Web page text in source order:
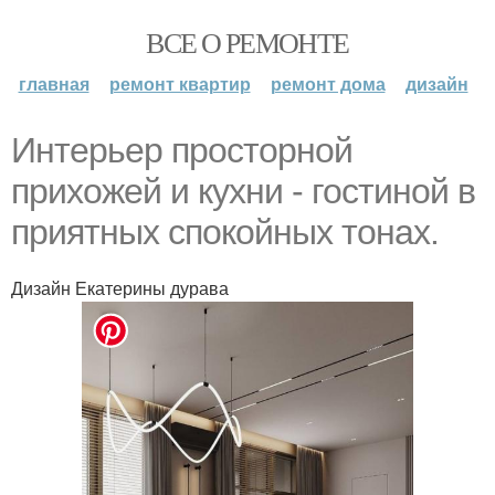
ВСЕ О РЕМОНТЕ
главная ремонт квартир ремонт дома дизайн
Интерьер просторной
прихожей и кухни - гостиной в
приятных спокойных тонах.
Дизайн Екатерины дурава